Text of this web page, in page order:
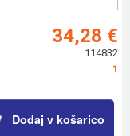
34,28 €
114832
1
Dodaj v košarico